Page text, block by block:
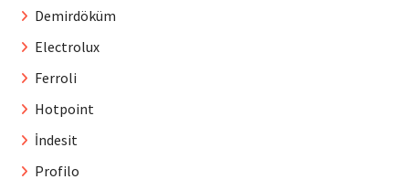
Demirdöküm
Electrolux
Ferroli
Hotpoint
İndesit
Profilo